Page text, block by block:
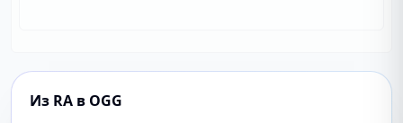
Из RA в OGG